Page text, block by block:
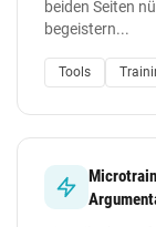
beiden Seiten
begeistern...
Tools